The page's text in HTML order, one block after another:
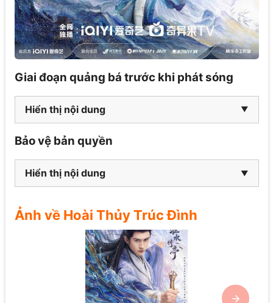
Giai đoạn quảng bá trước khi phát sóng
Hiển thị nội dung
Bảo vệ bản quyền
Hiển thị nội dung
Ảnh về Hoài Thủy Trúc Đình